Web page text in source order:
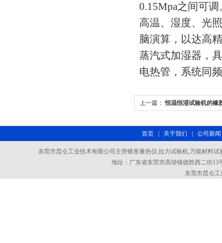
0.15Mpa之间可
高温、湿度、光
脑演算，以达高
蒸汽式加湿器，
电热管，系统同
上一篇： 恒温恒湿试验机的橡
首页| 关于我们 公司新闻
东莞市昆仑工业技术有限公司主营锥形量热仪,拉力试验机,万能材料
地址：广东省东莞市高埗镇德胜西二街13
东莞市昆仑